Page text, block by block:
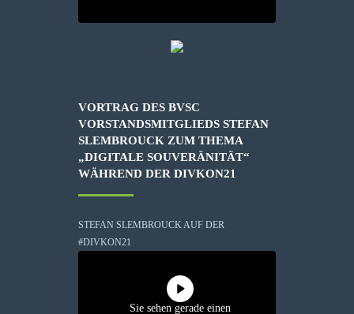
VORTRAG DES BVSC
VORSTANDSMITGLIEDS STEFAN
SLEMBROUCK ZUM THEMA
„DIGITALE SOUVERÄNITÄT“
WÄHREND DER DIVKON21
STEFAN SLEMBROUCK AUF DER
#DIVKON21
Sie sehen gerade einen